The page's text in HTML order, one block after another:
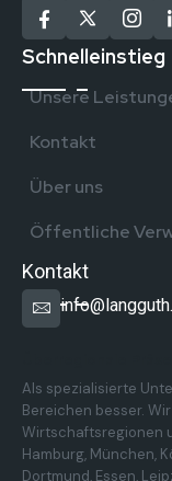
Schnelleinstieg
Unsere
Kontakt
Über uns
Öffentliche
Kontakt
Als spezialisierte
Bereichen besser.
Wirtschaftsregionen
Hamburg, München,
Dortmund, Essen,